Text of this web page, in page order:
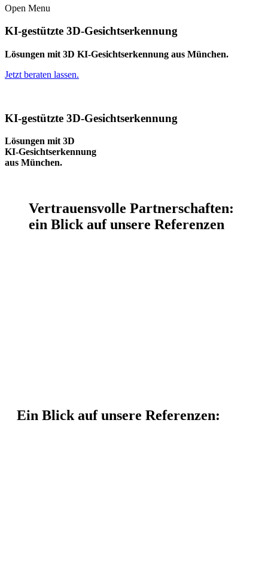
Open Menu
KI-gestützte 3D-Gesichtserkennung
Lösungen mit 3D KI-Gesichtserkennung aus München.
Jetzt beraten lassen.
KI-gestützte 3D-Gesichtserkennung
Lösungen mit 3D
KI-Gesichtserkennung
aus München.
Vertrauensvolle Partnerschaften:
ein Blick auf unsere Referenzen
Ein Blick auf unsere Referenzen: